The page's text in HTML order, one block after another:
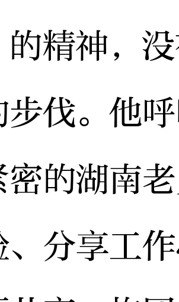
精神，
步伐。他
密的湖南
、分享工